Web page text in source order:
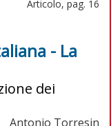
Articolo, pag. 16
- La
dei
Antonio Torresin